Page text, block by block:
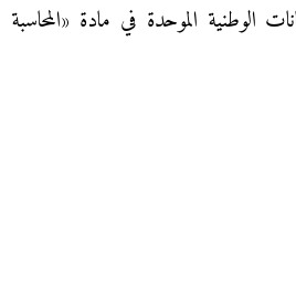
الوطنية الموحدة في مادة «المحاسبة